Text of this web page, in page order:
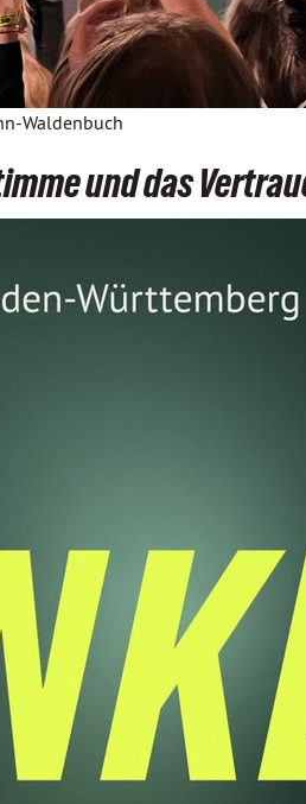
Waldenbuch
und das